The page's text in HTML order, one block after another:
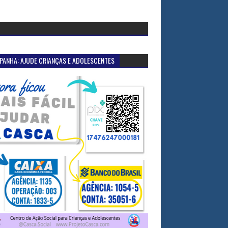
AJUDE CRIANÇAS E ADOLESCENTES